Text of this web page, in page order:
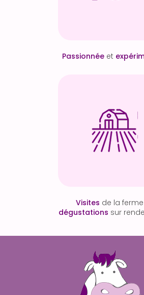
Passionnée et
Visites de la
dégustations sur